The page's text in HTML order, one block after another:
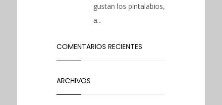
gustan los pintalabios,
a...
COMENTARIOS RECIENTES
ARCHIVOS